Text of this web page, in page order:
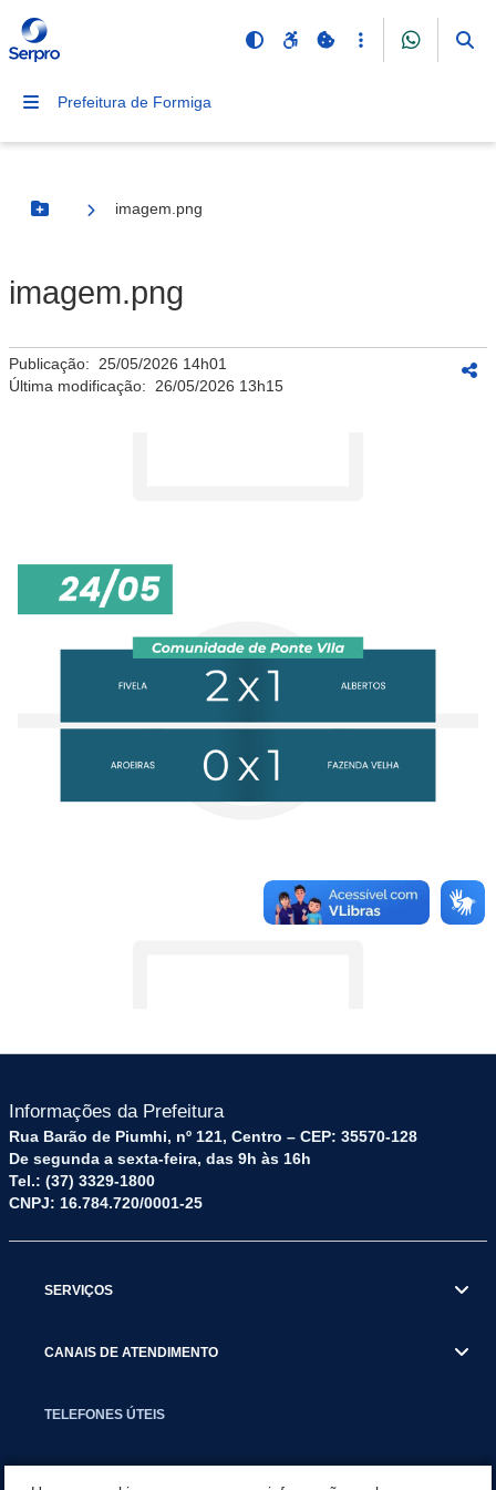
Prefeitura de Formiga
Botão Menu
imagem.png
imagem.png
Publicação: 25/05/2026 14h01
Última modificação: 26/05/2026 13h15
Informações da Prefeitura
Rua Barão de Piumhi, nº 121, Centro – CEP: 35570-128
De segunda a sexta-feira, das 9h às 16h
Tel.: (37) 3329-1800
CNPJ: 16.784.720/0001-25
SERVIÇOS
CANAIS DE ATENDIMENTO
TELEFONES ÚTEIS